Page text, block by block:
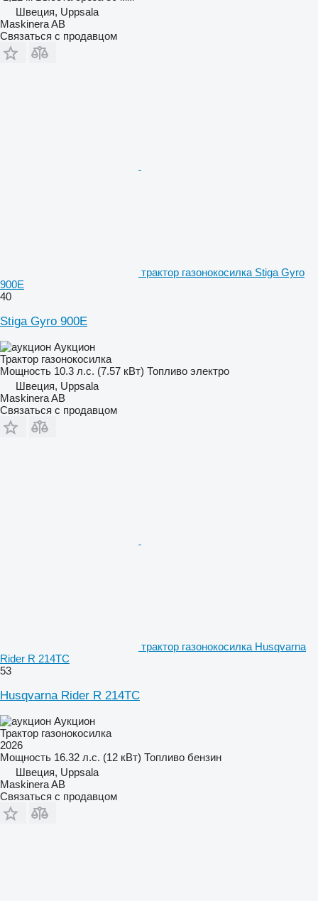
Швеция, Uppsala
Maskinera AB
Связаться с продавцом
трактор газонокосилка Stiga Gyro
900E
40
Stiga Gyro 900E
Аукцион
Трактор газонокосилка
Мощность 10.3 л.с. (7.57 кВт) Топливо электро
Швеция, Uppsala
Maskinera AB
Связаться с продавцом
трактор газонокосилка Husqvarna
Rider R 214TC
53
Husqvarna Rider R 214TC
Аукцион
Трактор газонокосилка
2026
Мощность 16.32 л.с. (12 кВт) Топливо бензин
Швеция, Uppsala
Maskinera AB
Связаться с продавцом